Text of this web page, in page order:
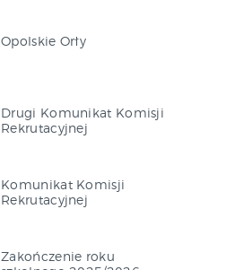
Opolskie Orły
Drugi Komunikat Komisji
Rekrutacyjnej
Komunikat Komisji
Rekrutacyjnej
Zakończenie roku